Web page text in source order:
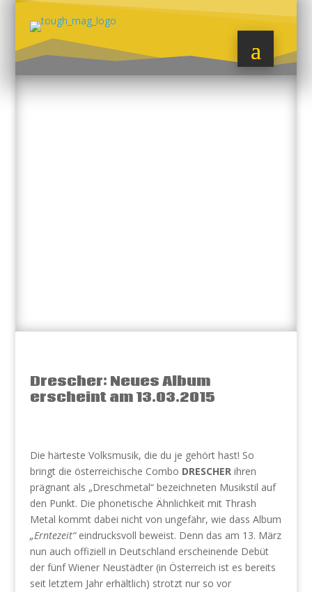
Drescher: Neues Album
erscheint am 13.03.2015
Die härteste Volksmusik, die du je gehört hast! So
bringt die österreichische Combo DRESCHERihren
prägnant als „Dreschmetal“ bezeichneten Musikstil auf
den Punkt. Die phonetische Ähnlichkeit mit Thrash
Metal kommt dabei nicht von ungefähr, wie dass Album
„Erntezeit“eindrucksvoll beweist. Denn das am 13. März
nun auch offiziell in Deutschland erscheinende Debüt
der fünf Wiener Neustädter (in Österreich ist es bereits
seit letztem Jahr erhältlich) strotzt nur so vor